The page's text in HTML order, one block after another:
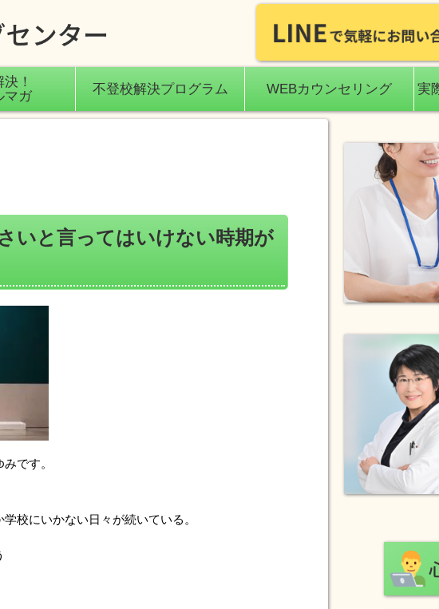
！
マガ
不登校解決プログラム WEBカウンセリング
実
いと言ってはいけない時期が
です。
校にいかない日々が続いている。